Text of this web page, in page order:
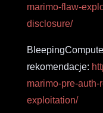
marimo-flaw-
disclosure/
rekomendacje:
marimo-pre-
exploitation/